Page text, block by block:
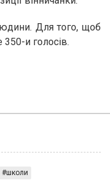
Для того, щоб
350-и голосів.
школи